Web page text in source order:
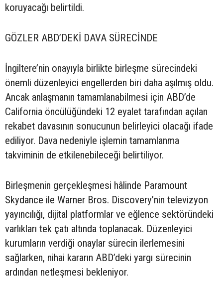
koruyacağı belirtildi.
GÖZLER ABD’DEKİ DAVA SÜRECİNDE
İngiltere’nin onayıyla birlikte birleşme sürecindeki
önemli düzenleyici engellerden biri daha aşılmış oldu.
Ancak anlaşmanın tamamlanabilmesi için ABD’de
California öncülüğündeki 12 eyalet tarafından açılan
rekabet davasının sonucunun belirleyici olacağı ifade
ediliyor. Dava nedeniyle işlemin tamamlanma
takviminin de etkilenebileceği belirtiliyor.
Birleşmenin gerçekleşmesi hâlinde Paramount
Skydance ile Warner Bros. Discovery’nin televizyon
yayıncılığı, dijital platformlar ve eğlence sektöründeki
varlıkları tek çatı altında toplanacak. Düzenleyici
kurumların verdiği onaylar sürecin ilerlemesini
sağlarken, nihai kararın ABD’deki yargı sürecinin
ardından netleşmesi bekleniyor.